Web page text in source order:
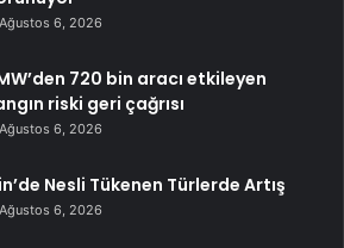
Ağustos 6, 2026
720 bin aracı etkileyen
riski geri çağrısı
Ağustos 6, 2026
Nesli Tükenen Türlerde Artış
Ağustos 6, 2026